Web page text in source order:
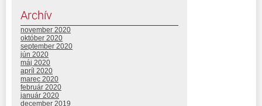
Archív
november 2020
október 2020
september 2020
jún 2020
máj 2020
apríl 2020
marec 2020
február 2020
január 2020
december 2019